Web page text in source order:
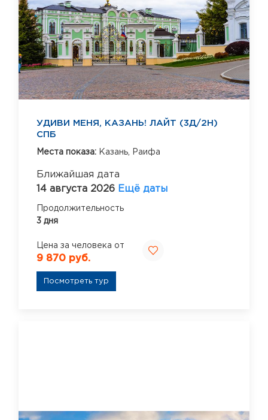
УДИВИ МЕНЯ, КАЗАНЬ! ЛАЙТ (3Д/2Н)
СПБ
Места показа: Казань, Раифа
Ближайшая дата
14 августа 2026 Ещё даты
Продолжительность
3 дня
Цена за человека от
9 870 руб.
Посмотреть тур